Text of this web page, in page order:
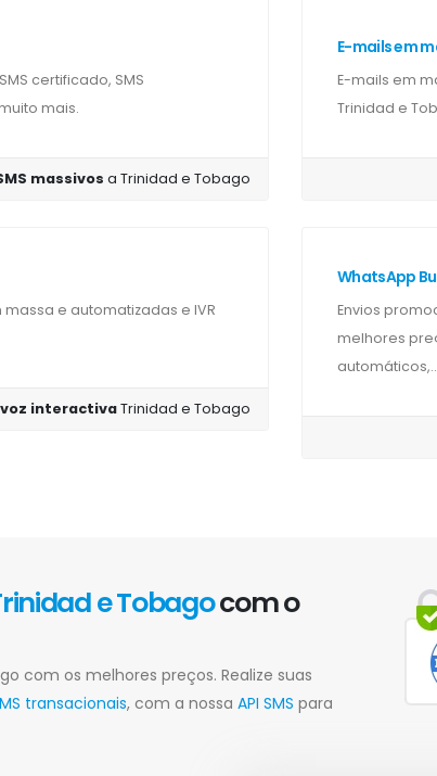
certificado, SMS
mais.
massivosa Trinidad e Tobago
E-mails em
E-mails em
Trinidad e
e automatizadas e IVR
voz interactivaTrinidad e Tobago
WhatsApp
Envios
melhores
e Tobagocom o
com os melhores preços. Realize suas
transacionais, com a nossa API SMS para